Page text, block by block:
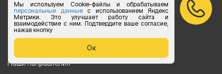
Мы используем Cookie-файлы и обрабатываем
персональные данныес использованием Яндекс
Метрики. Это улучшает работу сайта и
взаимодействие с ним. Подтвердите ваше согласие,
нажав кнопку
Ок
Перевозки автотехники
Перевозка алкогольной продукции
Наши направления